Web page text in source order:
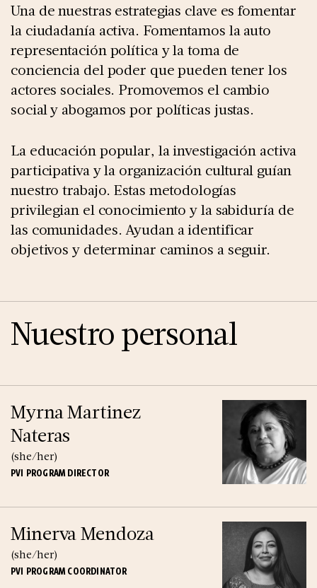
Una de nuestras estrategias clave es fomentar
la ciudadanía activa. Fomentamos la auto
representación política y la toma de
conciencia del poder que pueden tener los
actores sociales. Promovemos el cambio
social y abogamos por políticas justas.
La educación popular, la investigación activa
participativa y la organización cultural guían
nuestro trabajo. Estas metodologías
privilegian el conocimiento y la sabiduría de
las comunidades. Ayudan a identificar
objetivos y determinar caminos a seguir.
Nuestro personal
Myrna Martinez
Nateras
(she/her)
PVI PROGRAM DIRECTOR
Minerva Mendoza
(she/her)
PVI PROGRAM COORDINATOR